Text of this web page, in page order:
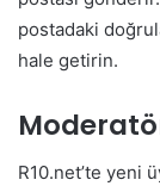
postadaki
hale getirin.
R10.net’te yeni